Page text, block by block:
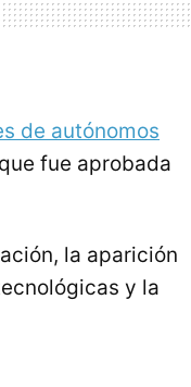
de autónomos
fue aprobada
la aparición
y la